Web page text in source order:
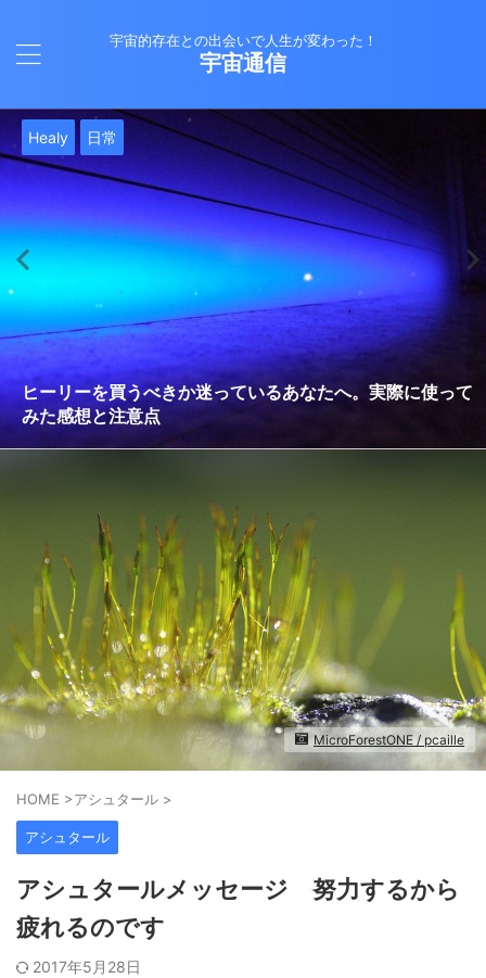
宇宙的存在との出会いで人生が変わった！
宇宙通信
日常 津留晃一
雨の日の恵み：心に降る静かな癒し
バシャール 津留晃一
就職は人生の終着駅じゃない！自分らしい道を見つける方
法
Healy 日常
ヒーリーを買うべきか迷っているあなたへ。実際に使って
みた感想と注意点
バシャール
エネルギーの法則 〜最近どハマりしていました〜
日常
現実を変える
日常
今、ここにいること
Healy 日常 津留晃一
もしかしてだけどHealy（量子波動調整器）のせいなの？
日常
iPad 第10世代買いました
Healy 日常
久し振りにHealy（ヒーリー）量子波動調整器について
日常
大谷さんの通訳、水原さんの解雇に思う
MicroForestONE / pcaille
HOME >アシュタール >
アシュタール
アシュタールメッセージ 努力するから
疲れるのです
2017年5月28日